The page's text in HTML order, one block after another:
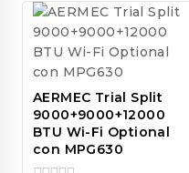
AERMEC Trial Split
9000+9000+12000
BTU Wi-Fi Optional
con MPG630